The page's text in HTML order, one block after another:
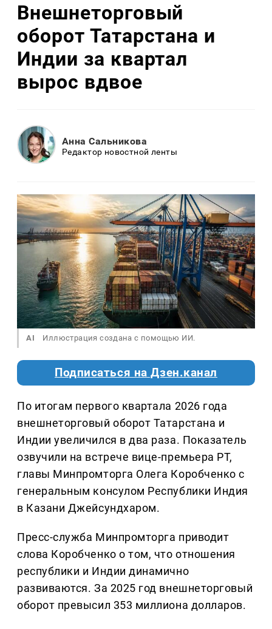
Внешнеторговый
оборот Татарстана и
Индии за квартал
вырос вдвое
Анна Сальникова
Редактор новостной ленты
AI Иллюстрация создана с помощью ИИ.
Подписаться на Дзен.канал
По итогам первого квартала 2026 года
внешнеторговый оборот Татарстана и
Индии увеличился в два раза. Показатель
озвучили на встрече вице-премьера РТ,
главы Минпромторга Олега Коробченко с
генеральным консулом Республики Индия
в Казани Джейсундхаром.
Пресс-служба Минпромторга приводит
слова Коробченко о том, что отношения
республики и Индии динамично
развиваются. За 2025 год внешнеторговый
оборот превысил 353 миллиона долларов.